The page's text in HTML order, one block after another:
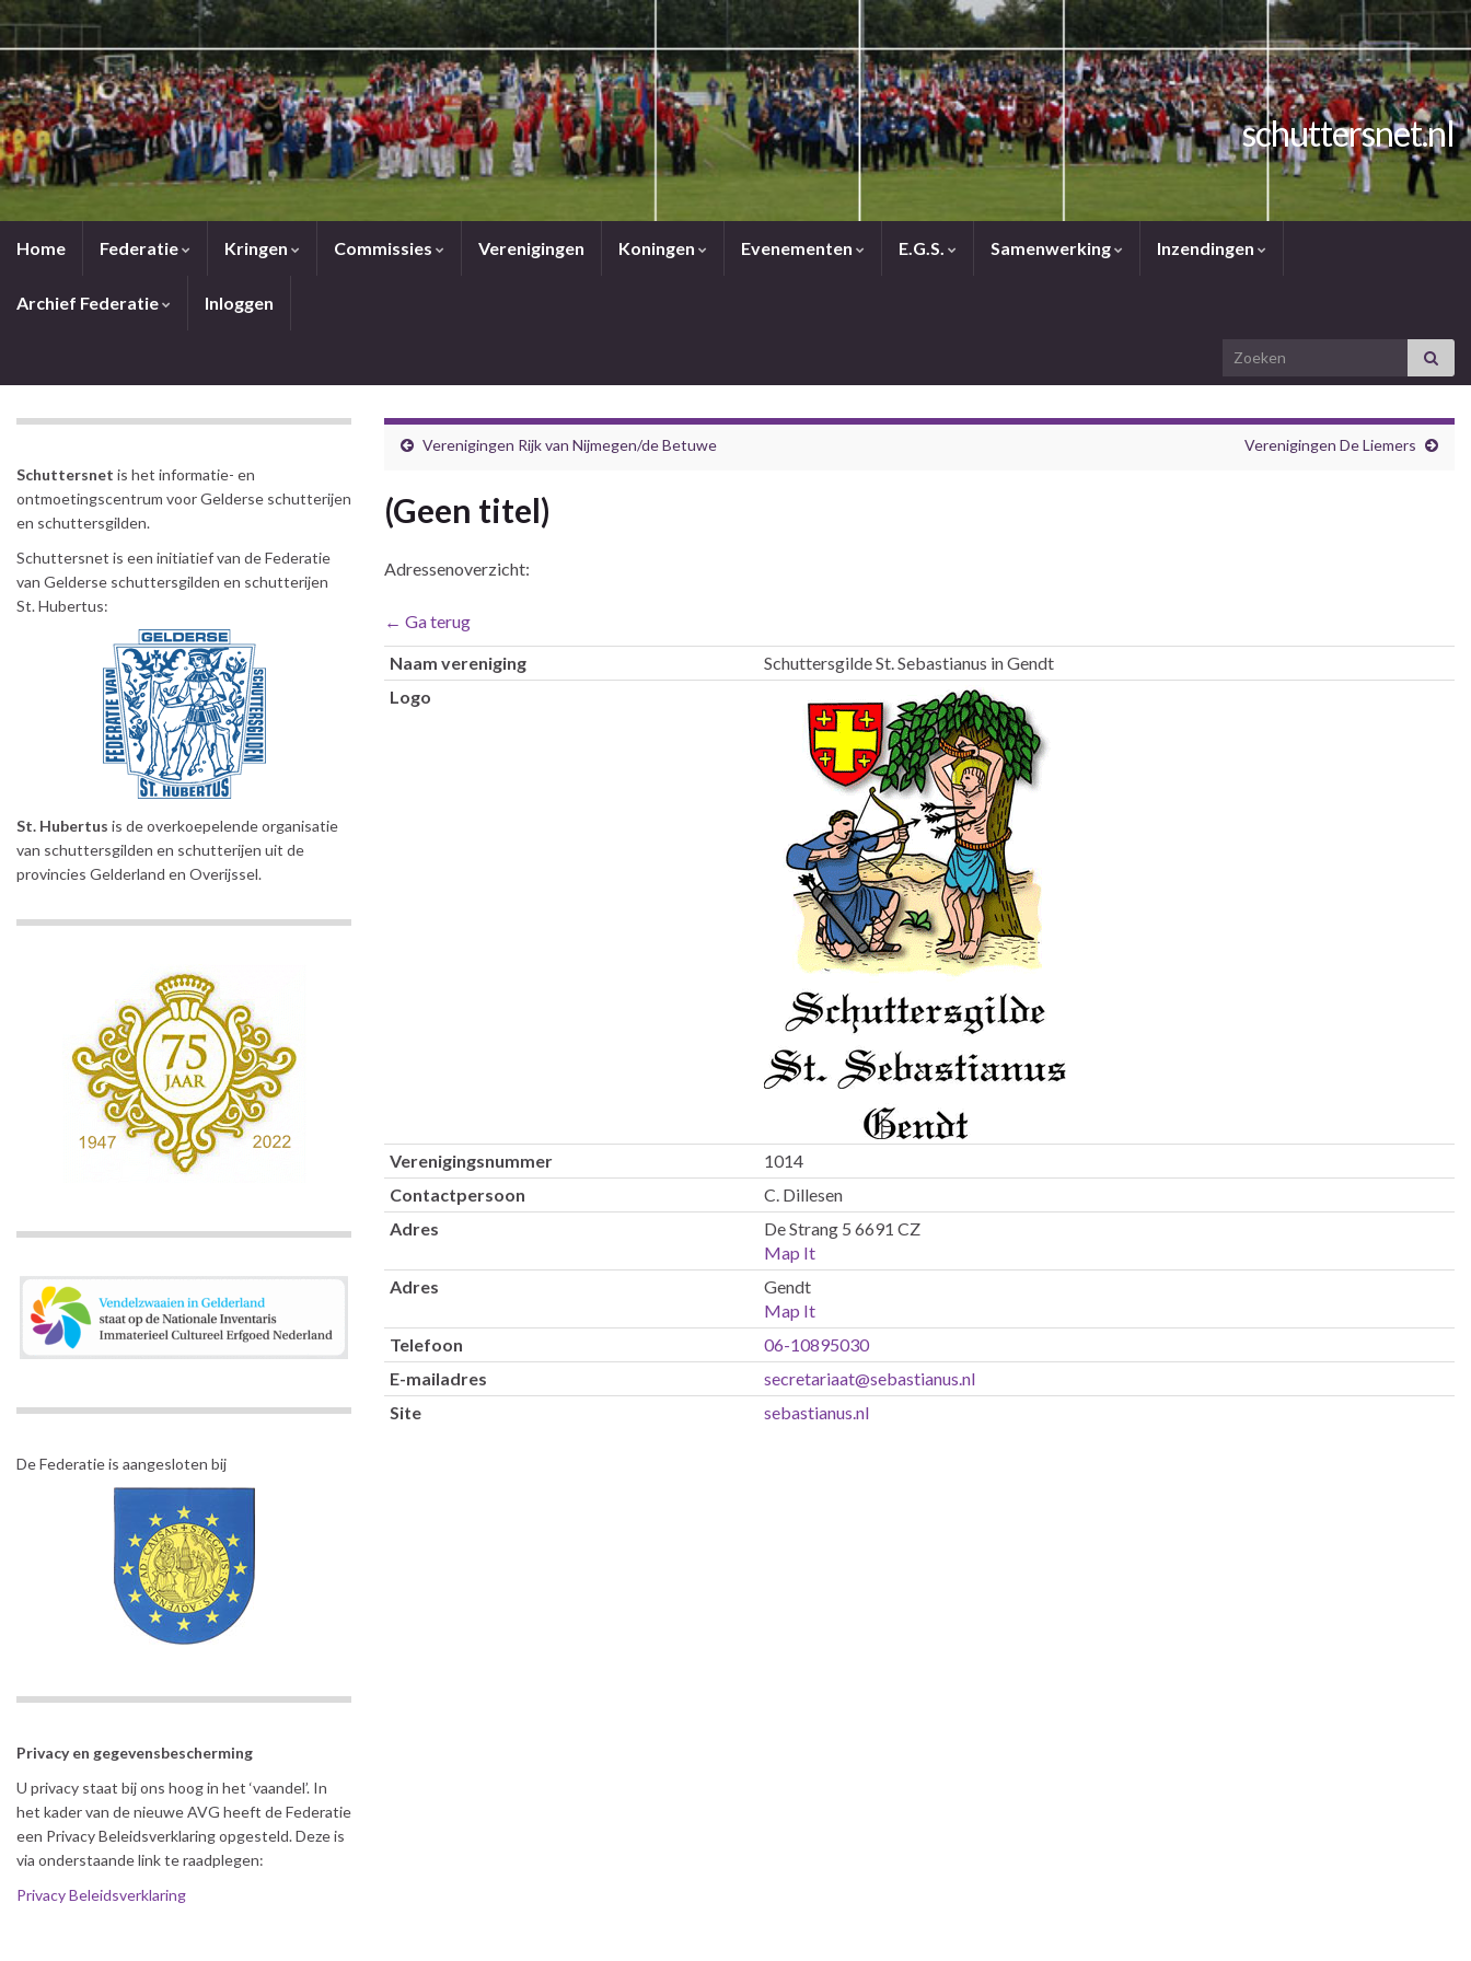
schuttersnet.nl
Home Federatie Kringen Commissies Verenigingen Koningen Evenementen E.G.S. Samenwerking Inzendingen
Archief Federatie Inloggen
Search for:
Verenigingen Rijk van Nijmegen/de Betuwe Verenigingen De Liemers
(Geen titel)
Adressenoverzicht:
← Ga terug
Naam vereniging
Schuttersgilde St. Sebastianus in Gendt
Logo
Verenigingsnummer
1014
Contactpersoon
C. Dillesen
Adres
De Strang 5 6691 CZ
Map It
Adres
Gendt
Map It
Telefoon
06-10895030
E-mailadres
secretariaat@sebastianus.nl
Site
sebastianus.nl
Schuttersnet is het informatie- en
ontmoetingscentrum voor Gelderse schutterijen
en schuttersgilden.
Schuttersnet is een initiatief van de Federatie
van Gelderse schuttersgilden en schutterijen
St. Hubertus:
St. Hubertus is de overkoepelende organisatie
van schuttersgilden en schutterijen uit de
provincies Gelderland en Overijssel.
De Federatie is aangesloten bij
Privacy en gegevensbescherming
U privacy staat bij ons hoog in het ‘vaandel’. In
het kader van de nieuwe AVG heeft de Federatie
een Privacy Beleidsverklaring opgesteld. Deze is
via onderstaande link te raadplegen:
Privacy Beleidsverklaring